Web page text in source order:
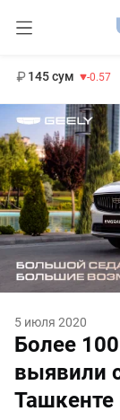
145 сум -0.57
5 июля 2020
Более
выявили
Ташкенте